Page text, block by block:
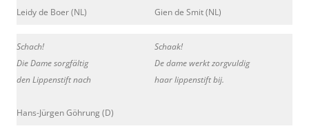
Leidy de Boer (NL) Gien de Smit (NL)
Schach!
Die Dame sorgfältig
den Lippenstift nach
Hans-Jürgen Göhrung (D)
Schaak!
De dame werkt zorgvuldig
haar lippenstift bij.